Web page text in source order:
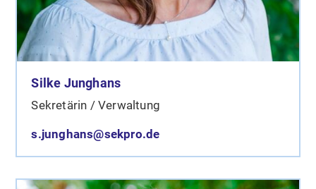
Silke Junghans
Sekretärin / Verwaltung
s.junghans@sekpro.de